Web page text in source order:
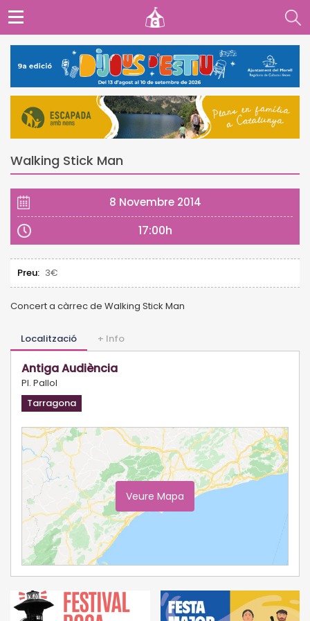
Walking Stick Man
8 Novembre 2014
17:00h
Preu: 3€
Concert a càrrec de Walking Stick Man
Localització + Info
Antiga Audiència
Pl. Pallol
Tarragona
Veure Mapa